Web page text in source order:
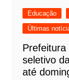
Educação
Últimas
seletivo
até